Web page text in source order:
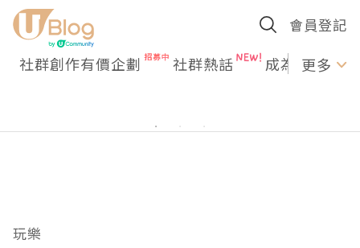
會員登記
社群創作有價企劃 社群熱話 成為U更多
玩樂